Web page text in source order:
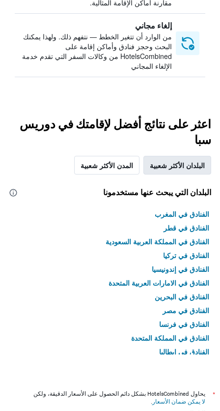
مقارنة أماكن الإقامة المثالية.
إلغاء مجاني
من الوارد أن تتغير الخطط — نتفهم ذلك. ولهذا يمكنك
البحث وحجز فنادق وأماكن إقامة على
HotelsCombined من وكالات السفر التي تقدم خدمة
الإلغاء المجاني
اعثر على نتائج أفضل لإقامتك في دوريس
سبا
البلدان الأكثر شعبية المدن الأكثر شعبية
البلدان التي يبحث عنها مستخدمونا
الفنادق في المغرب
الفنادق في قطر
الفنادق في المملكة العربية السعودية
الفنادق في تركيا
الفنادق في إندونيسيا
الفنادق في الامارات العربية المتحدة
الفنادق في البحرين
الفنادق في مصر
الفنادق في فرنسا
الفنادق في المملكة المتحدة
الفنادق في إيطاليا
*
يحاول HotelsCombined بشكل دائم الحصول على الأسعار الدقيقة، ولكن
لا يمكن ضمان الأسعار .